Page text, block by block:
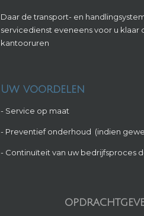
Daar de transport- en
servicedienst eveneens voor u
kantooruren
Uw voordelen
- Service op maat
- Preventief onderhoud (indien
- Continuïteit van uw bedrijfsproces